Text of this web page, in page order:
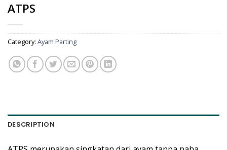
ATPS
Category: Ayam Parting
DESCRIPTION